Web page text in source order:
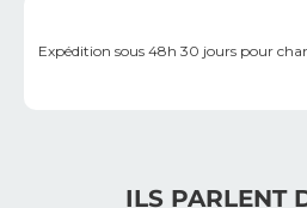
Expédition sous 48h 30 jours pour
ILS PARLENT